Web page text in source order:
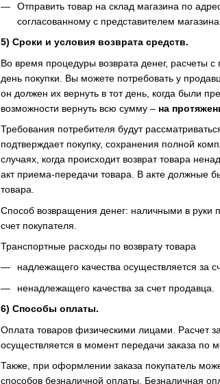
Отправить товар на склад магазина по
согласованному с представителем
5) Сроки и условия возврата средств.
Во время процедуры возврата денег, расчеты
день покупки. Вы можете потребовать у
он должен их вернуть в тот день, когда были
возможности вернуть всю сумму – на
Требования потребителя будут
подтверждает покупку, сохранения полной
случаях, когда происходит возврат товара
акт приема-передачи товара. В акте должные
товара.
Способ возвращения денег: наличными в руки
счет покупателя.
Транспортные расходы по возврату товара
надлежащего качества осуществляется за
ненадлежащего качества за счет продавца.
6) Способы оплаты.
Оплата товаров физическими лицами. Расчет
осуществляется в момент передачи заказа по
Также, при оформлении заказа покупатель
способов безналичной оплаты. Безналичная